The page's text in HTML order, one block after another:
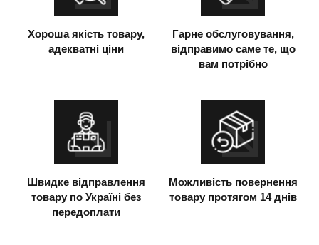
Хороша якість товару,
адекватні ціни
Гарне обслуговування,
відправимо саме те, що
вам потрібно
Швидке відправлення
товару по Україні без
передоплати
Можливість повернення
товару протягом 14 днів